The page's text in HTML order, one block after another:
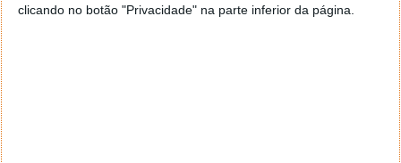
clicando no botão "Privacidade" na parte inferior da página.